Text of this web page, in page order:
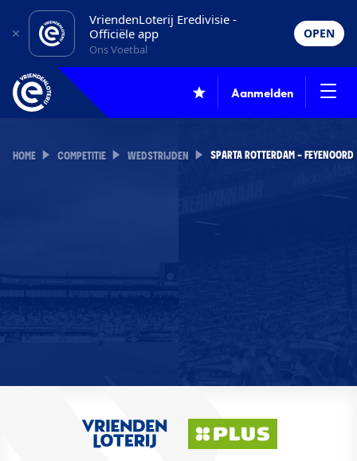
VriendenLoterij Eredivisie -
Officiële app
Ons Voetbal
OPEN
Aanmelden
HOME COMPETITIE WEDSTRIJDEN SPARTA ROTTERDAM - FEYENOORD